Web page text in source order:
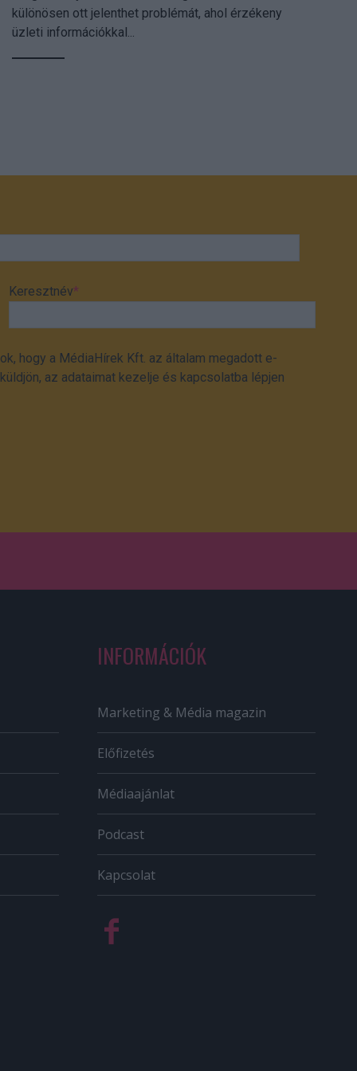
különösen ott jelenthet problémát, ahol érzékeny
üzleti információkkal...
Keresztnév*
hogy a MédiaHírek Kft. az általam megadott e-
az adataimat kezelje és kapcsolatba lépjen
INFORMÁCIÓK
Marketing & Média magazin
Előfizetés
Médiaajánlat
Podcast
Kapcsolat